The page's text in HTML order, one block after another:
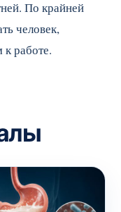
По крайней
человек,
работе.